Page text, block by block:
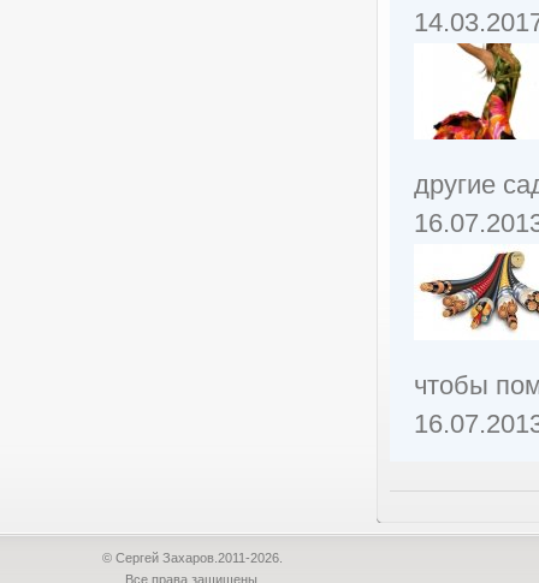
другие
чтобы
© Сергей Захаров.2011-2026.
Все права защищены.